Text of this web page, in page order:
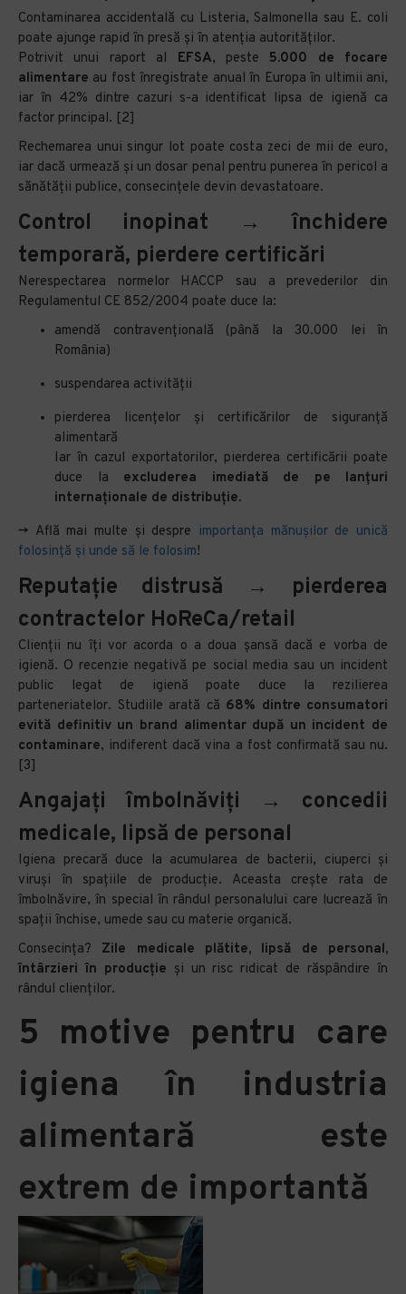
Contaminarea accidentală cu Listeria, Salmonella sau E. coli
poate ajunge rapid în presă și în atenția autorităților.
Potrivit unui raport al EFSA, peste 5.000 de focare
alimentare au fost înregistrate anual în Europa în ultimii ani,
iar în 42% dintre cazuri s-a identificat lipsa de igienă ca
factor principal. [2]
Rechemarea unui singur lot poate costa zeci de mii de euro,
iar dacă urmează și un dosar penal pentru punerea în pericol a
sănătății publice, consecințele devin devastatoare.
Control inopinat → închidere
temporară, pierdere certificări
Nerespectarea normelor HACCP sau a prevederilor din
Regulamentul CE 852/2004 poate duce la:
amendă contravențională (până la 30.000 lei în
România)
suspendarea activității
pierderea licențelor și certificărilor de siguranță
alimentară
Iar în cazul exportatorilor, pierderea certificării poate
duce la excluderea imediată de pe lanțuri
internaționale de distribuție.
-> Află mai multe și despre importanța mănușilor de unică
folosință și unde să le folosim!
Reputație distrusă → pierderea
contractelor HoReCa/retail
Clienții nu îți vor acorda o a doua șansă dacă e vorba de
igienă. O recenzie negativă pe social media sau un incident
public legat de igienă poate duce la rezilierea
parteneriatelor. Studiile arată că 68% dintre consumatori
evită definitiv un brand alimentar după un incident de
contaminare, indiferent dacă vina a fost confirmată sau nu.
[3]
Angajați îmbolnăviți → concedii
medicale, lipsă de personal
Igiena precară duce la acumularea de bacterii, ciuperci și
viruși în spațiile de producție. Aceasta crește rata de
îmbolnăvire, în special în rândul personalului care lucrează în
spații închise, umede sau cu materie organică.
Consecința? Zile medicale plătite, lipsă de personal,
întârzieri în producție și un risc ridicat de răspândire în
rândul clienților.
5 motive pentru care
igiena în industria
alimentară este
extrem de importantă